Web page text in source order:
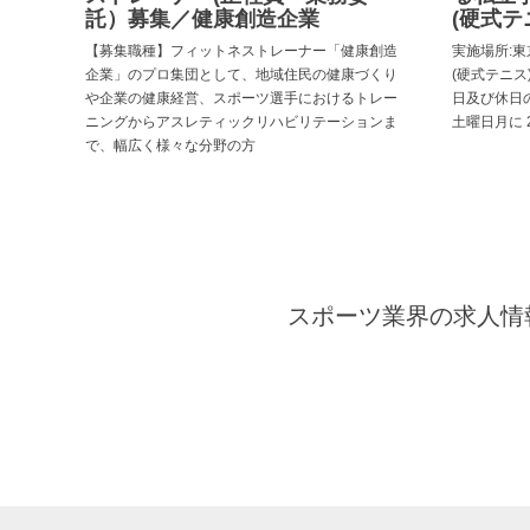
託）募集／健康創造企業
【募集職種】フィットネストレーナー「健康創造
企業」のプロ集団として、地域住民の健康づくり
や企業の健康経営、スポーツ選手におけるトレー
ニングからアスレティックリハビリテーションま
で、幅広く様々な分野の方
(硬式テ
実施場所:
(硬式テニ
日及び休日
土曜日月に
スポーツ業界の求人